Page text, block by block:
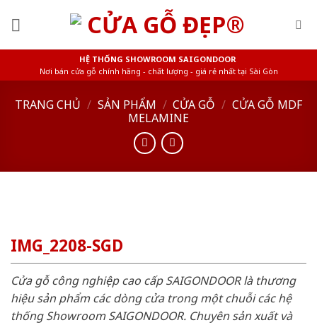
HỆ THỐNG SHOWROOM SAIGONDOOR
Nơi bán cửa gỗ chính hãng - chất lượng - giá rẻ nhất tại Sài Gòn
TRANG CHỦ / SẢN PHẨM / CỬA GỖ / CỬA GỖ MDF
MELAMINE
IMG_2208-SGD
Cửa gỗ công nghiệp cao cấp SAIGONDOOR là thương
hiệu sản phẩm các dòng cửa trong một chuỗi các hệ
thống Showroom SAIGONDOOR. Chuyên sản xuất và